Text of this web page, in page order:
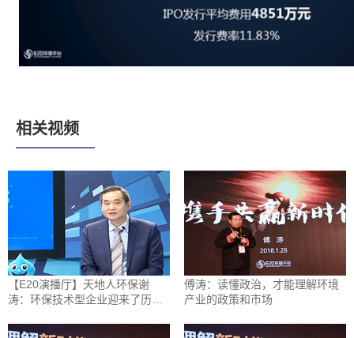
相关视频
【E20演播厅】天地人环保谢
涛：环保技术型企业迎来了历史
傅涛：读懂政治，才能理解环境
产业的政策和市场